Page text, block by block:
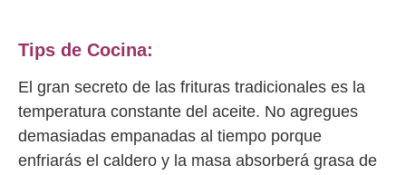
Tips de Cocina:
El gran secreto de las frituras tradicionales es la
temperatura constante del aceite. No agregues
demasiadas empanadas al tiempo porque
enfriarás el caldero y la masa absorberá grasa de